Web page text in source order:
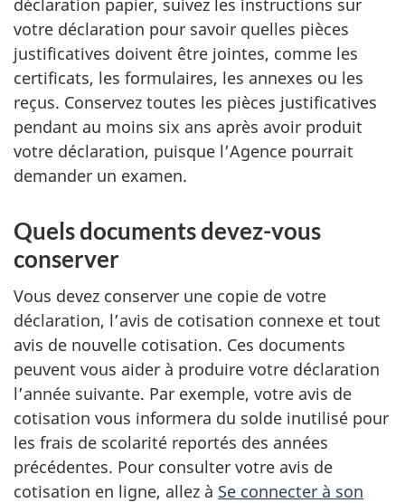
déclaration papier, suivez les instructions sur
votre déclaration pour savoir quelles pièces
justificatives doivent être jointes, comme les
certificats, les formulaires, les annexes ou les
reçus. Conservez toutes les pièces justificatives
pendant au moins six ans après avoir produit
votre déclaration, puisque l’Agence pourrait
demander un examen.
Quels documents devez-vous
conserver
Vous devez conserver une copie de votre
déclaration, l’avis de cotisation connexe et tout
avis de nouvelle cotisation. Ces documents
peuvent vous aider à produire votre déclaration
l’année suivante. Par exemple, votre avis de
cotisation vous informera du solde inutilisé pour
les frais de scolarité reportés des années
précédentes. Pour consulter votre avis de
cotisation en ligne, allez à Se connecter à son